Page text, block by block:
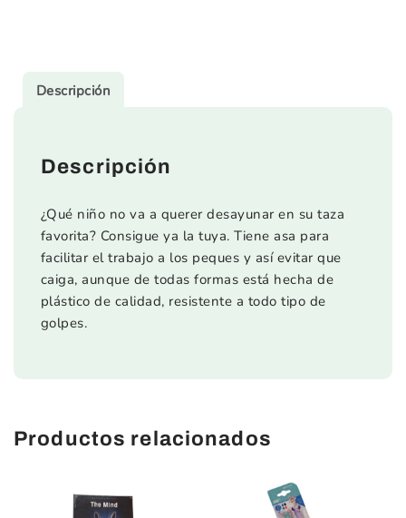
Descripción
Descripción
¿Qué niño no va a querer desayunar en su taza
favorita? Consigue ya la tuya. Tiene asa para
facilitar el trabajo a los peques y así evitar que
caiga, aunque de todas formas está hecha de
plástico de calidad, resistente a todo tipo de
golpes.
Productos relacionados